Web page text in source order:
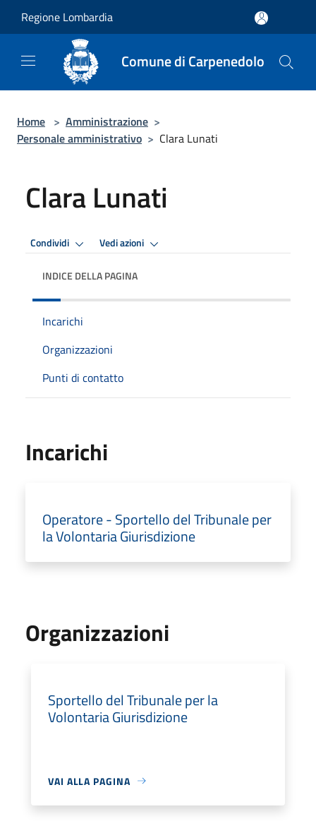
Regione Lombardia
Comune di Carpenedolo
Home > Amministrazione >
Personale amministrativo > Clara Lunati
Clara Lunati
Condividi Vedi azioni
INDICE DELLA PAGINA
Incarichi
Organizzazioni
Punti di contatto
Incarichi
Operatore - Sportello del Tribunale per
la Volontaria Giurisdizione
Organizzazioni
Sportello del Tribunale per la
Volontaria Giurisdizione
VAI ALLA PAGINA